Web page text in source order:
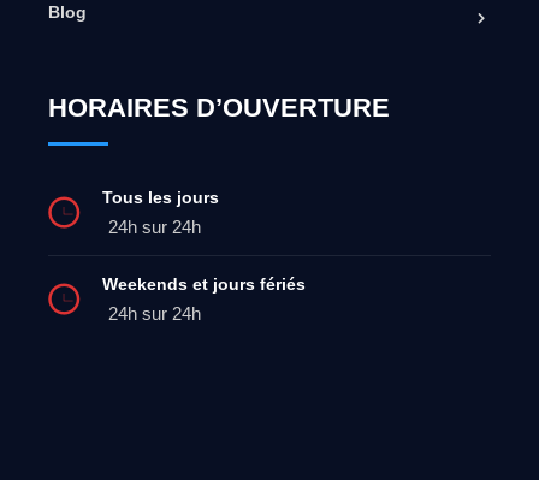
Blog
HORAIRES D’OUVERTURE
Tous les jours
24h sur 24h
Weekends et jours fériés
24h sur 24h